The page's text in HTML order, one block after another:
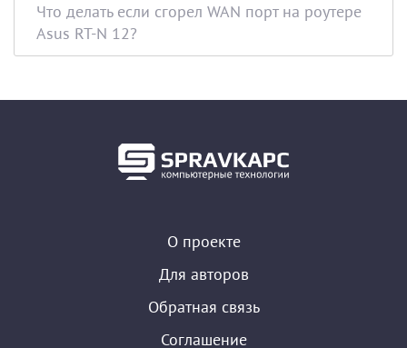
Что делать если сгорел WAN порт на роутере
Asus RT-N 12?
О проекте
Для авторов
Обратная связь
Соглашение